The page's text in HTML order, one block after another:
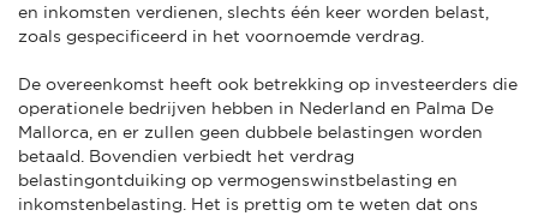
en inkomsten verdienen, slechts één keer worden belast,
zoals gespecificeerd in het voornoemde verdrag.
De overeenkomst heeft ook betrekking op investeerders die
operationele bedrijven hebben in Nederland en Palma De
Mallorca, en er zullen geen dubbele belastingen worden
betaald. Bovendien verbiedt het verdrag
belastingontduiking op vermogenswinstbelasting en
inkomstenbelasting. Het is prettig om te weten dat ons